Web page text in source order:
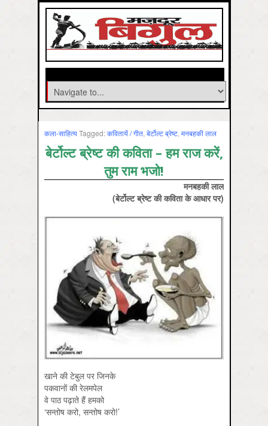
कला-साहित्‍यTagged:कवितायें / गीत, बेर्टोल्ट ब्रेष्ट, मनबहकी लाल
बेर्टोल्ट ब्रेष्ट की कविता – हम राज करें,
तुम राम भजो!
मनबहकी लाल
(बेर्टोल्ट ब्रेष्ट की कविता के आधार पर)
खाने की टेबुल पर जिनके
पकवानों की रेलमपेल
वे पाठ पढ़ाते हैं हमको
‘सन्तोष करो, सन्तोष करो!’